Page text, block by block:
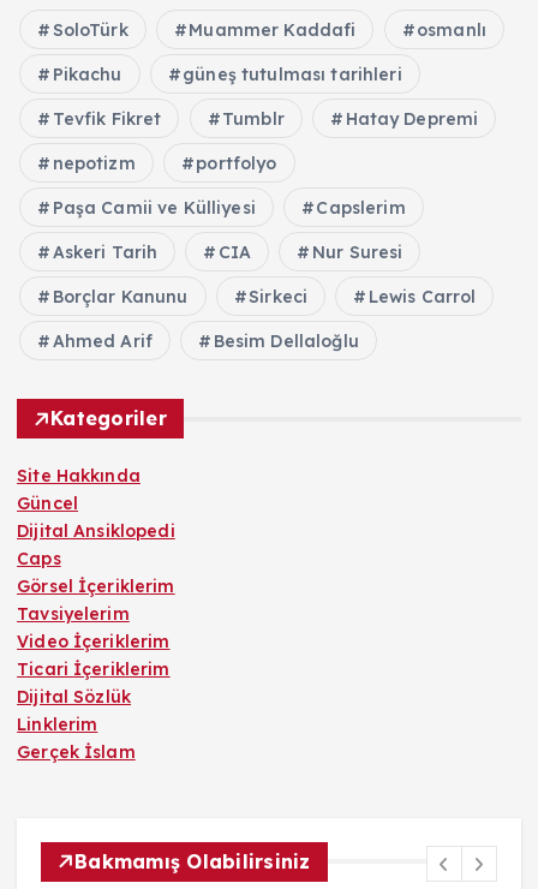
SoloTürk Muammer Kaddafi osmanlı
Pikachu güneş tutulması tarihleri
Tevfik Fikret Tumblr Hatay Depremi
nepotizm portfolyo
Paşa Camii ve Külliyesi Capslerim
Askeri Tarih CIA Nur Suresi
Borçlar Kanunu Sirkeci Lewis Carrol
Ahmed Arif Besim Dellaloğlu
Kategoriler
Site Hakkında
Güncel
Dijital Ansiklopedi
Caps
Görsel İçeriklerim
Tavsiyelerim
Video İçeriklerim
Ticari İçeriklerim
Dijital Sözlük
Linklerim
Gerçek İslam
Bakmamış Olabilirsiniz